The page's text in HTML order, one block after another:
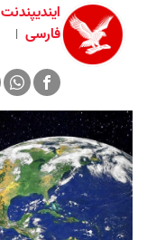
ایندیپندنت
فارسی